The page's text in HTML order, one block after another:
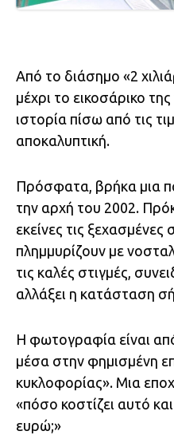
Από το διάσημο «2
μέχρι το εικοσάρικο
ιστορία πίσω από τις
αποκαλυπτική.
Πρόσφατα, βρήκα μια
την αρχή του 2002.
εκείνες τις ξεχασμένες
πλημμυρίζουν με
τις καλές στιγμές,
αλλάξει η κατάσταση
Η φωτογραφία είναι
μέσα στην φημισμένη
κυκλοφορίας». Μια
«πόσο κοστίζει αυτό
ευρώ;»